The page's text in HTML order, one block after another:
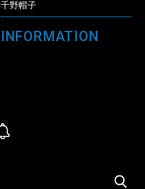
千野帽子
INFORMATION